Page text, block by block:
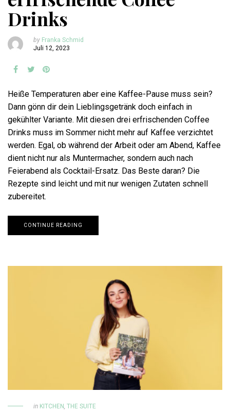
Drinks
by Franka Schmid
Juli 12, 2023
Heiße Temperaturen aber eine Kaffee-Pause muss sein?
Dann gönn dir dein Lieblingsgetränk doch einfach in
gekühlter Variante. Mit diesen drei erfrischenden Coffee
Drinks muss im Sommer nicht mehr auf Kaffee verzichtet
werden. Egal, ob während der Arbeit oder am Abend, Kaffee
dient nicht nur als Muntermacher, sondern auch nach
Feierabend als Cocktail-Ersatz. Das Beste daran? Die
Rezepte sind leicht und mit nur wenigen Zutaten schnell
zubereitet.
CONTINUE READING
in KITCHEN, THE SUITE